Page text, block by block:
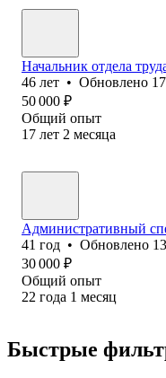
Начальник отдела
46 лет • Обновлено
50 000 ₽
Общий опыт
17 лет 2 месяца
Административный
41 год • Обновлено
30 000 ₽
Общий опыт
22 года 1 месяц
Быстрые